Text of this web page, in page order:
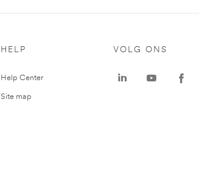
HELP
Help Center
Site map
VOLG ONS